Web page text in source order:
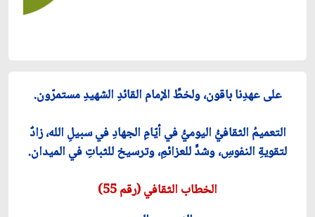
على عهدِنا باقون، ولخطِّ الإمام القائدِ الشهيدِ مستمرّون.
التعميمُ الثقافيُّ اليوميُّ في أيّامِ الجهادِ في سبيلِ الله، زادٌ
لتقويةِ النفوسِ، وشدٍّ للعزائمِ، وترسيخ للثباتِ في الميدان.
الخطاب الثقافي (رقم 55)